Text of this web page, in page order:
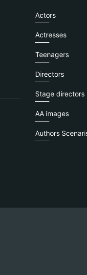
Actors
Actresses
Teenagers
Directors
Stage directors
AA images
Authors